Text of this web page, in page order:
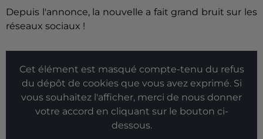
Depuis l'annonce, la nouvelle a fait grand bruit sur les
réseaux sociaux !
Cet élément est masqué compte-tenu du refus
du dépôt de cookies que vous avez exprimé. Si
vous souhaitez l'afficher, merci de nous donner
votre accord en cliquant sur le bouton ci-
dessous.